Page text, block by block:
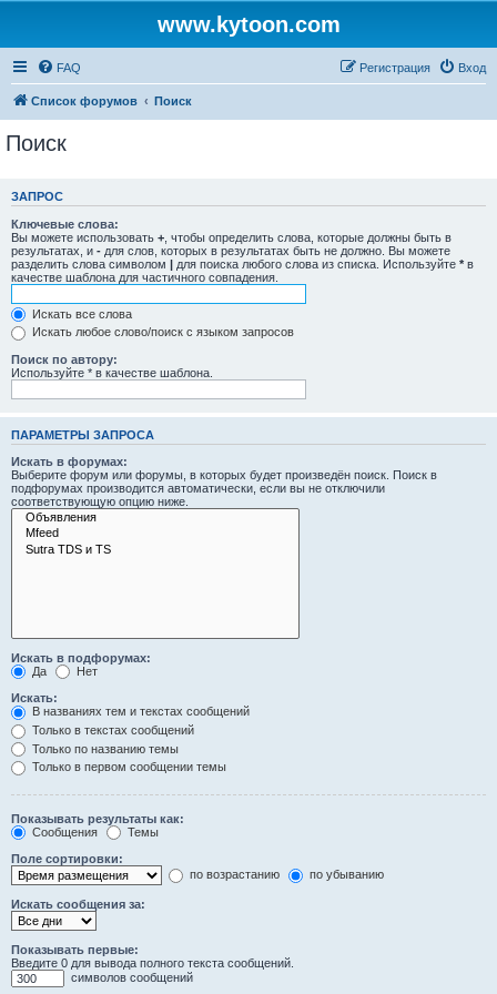
www.kytoon.com
FAQ Вход
Регистрация
Список форумов Поиск
Поиск
ЗАПРОС
Ключевые слова:
Вы можете использовать + , чтобы определить слова, которые должны быть в
результатах, и - для слов, которых в результатах быть не должно. Вы можете
разделить слова символом | для поиска любого слова из списка. Используйте * в
качестве шаблона для частичного совпадения.
Искать все слова
Искать любое слово/поиск с языком запросов
Поиск по автору:
Используйте * в качестве шаблона.
ПАРАМЕТРЫ ЗАПРОСА
Искать в форумах:
Выберите форум или форумы, в которых будет произведён поиск. Поиск в
подфорумах производится автоматически, если вы не отключили
соответствующую опцию ниже.
Искать в подфорумах:
Да
Нет
Искать:
В названиях тем и текстах сообщений
Только в текстах сообщений
Только по названию темы
Только в первом сообщении темы
Показывать результаты как:
Сообщения
Темы
Поле сортировки:
по возрастанию
по убыванию
Искать сообщения за:
Показывать первые:
Введите 0 для вывода полного текста сообщений.
символов сообщений